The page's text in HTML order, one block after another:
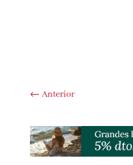
←Anterior